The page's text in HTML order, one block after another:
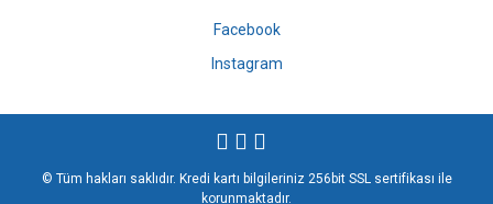
Facebook
Instagram
© Tüm hakları saklıdır. Kredi kartı bilgileriniz 256bit SSL sertifikası ile
korunmaktadır.